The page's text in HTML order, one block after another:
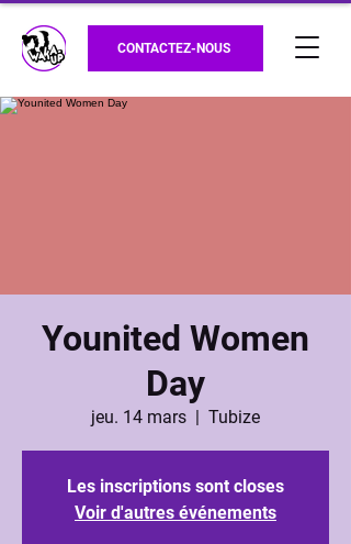
CONTACTEZ-NOUS
Younited Women
Day
jeu. 14 mars
  |
Tubize
Les inscriptions sont closes
Voir d'autres événements